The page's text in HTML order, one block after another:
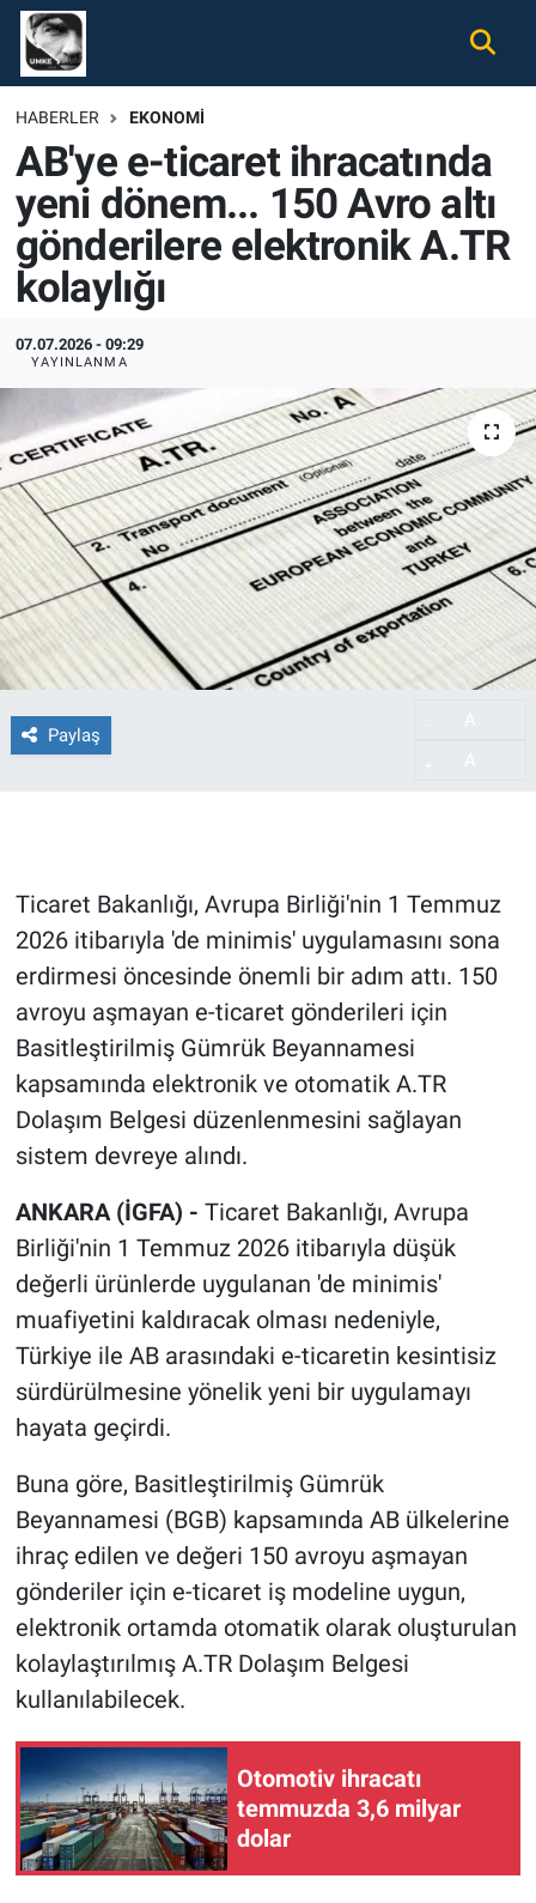
HABERLER EKONOMI
AB'ye e-ticaret ihracatında
yeni dönem... 150 Avro altı
gönderilere elektronik A.TR
kolaylığı
07.07.2026 - 09:29
YAYINLANMA
Paylaş
Ticaret Bakanlığı, Avrupa Birliği'nin 1 Temmuz
2026 itibarıyla 'de minimis' uygulamasını sona
erdirmesi öncesinde önemli bir adım attı. 150
avroyu aşmayan e-ticaret gönderileri için
Basitleştirilmiş Gümrük Beyannamesi
kapsamında elektronik ve otomatik A.TR
Dolaşım Belgesi düzenlenmesini sağlayan
sistem devreye alındı.
ANKARA (İGFA) - Ticaret Bakanlığı, Avrupa
Birliği'nin 1 Temmuz 2026 itibarıyla düşük
değerli ürünlerde uygulanan 'de minimis'
muafiyetini kaldıracak olması nedeniyle,
Türkiye ile AB arasındaki e-ticaretin kesintisiz
sürdürülmesine yönelik yeni bir uygulamayı
hayata geçirdi.
Buna göre, Basitleştirilmiş Gümrük
Beyannamesi (BGB) kapsamında AB ülkelerine
ihraç edilen ve değeri 150 avroyu aşmayan
gönderiler için e-ticaret iş modeline uygun,
elektronik ortamda otomatik olarak oluşturulan
kolaylaştırılmış A.TR Dolaşım Belgesi
kullanılabilecek.
Otomotiv ihracatı
temmuzda 3,6 milyar
dolar
Gündem
Ekonomi
Spor
Magazin
Tüm Haberler
İletişim
Künye
Nöbetçi Eczaneler
Hava Durumu
Namaz Vakitleri
Trafik Durumu
Süper Lig Puan Durumu ve Fikstür
Tüm Manşetler
Son Dakika Haberleri
Haber Arşivi